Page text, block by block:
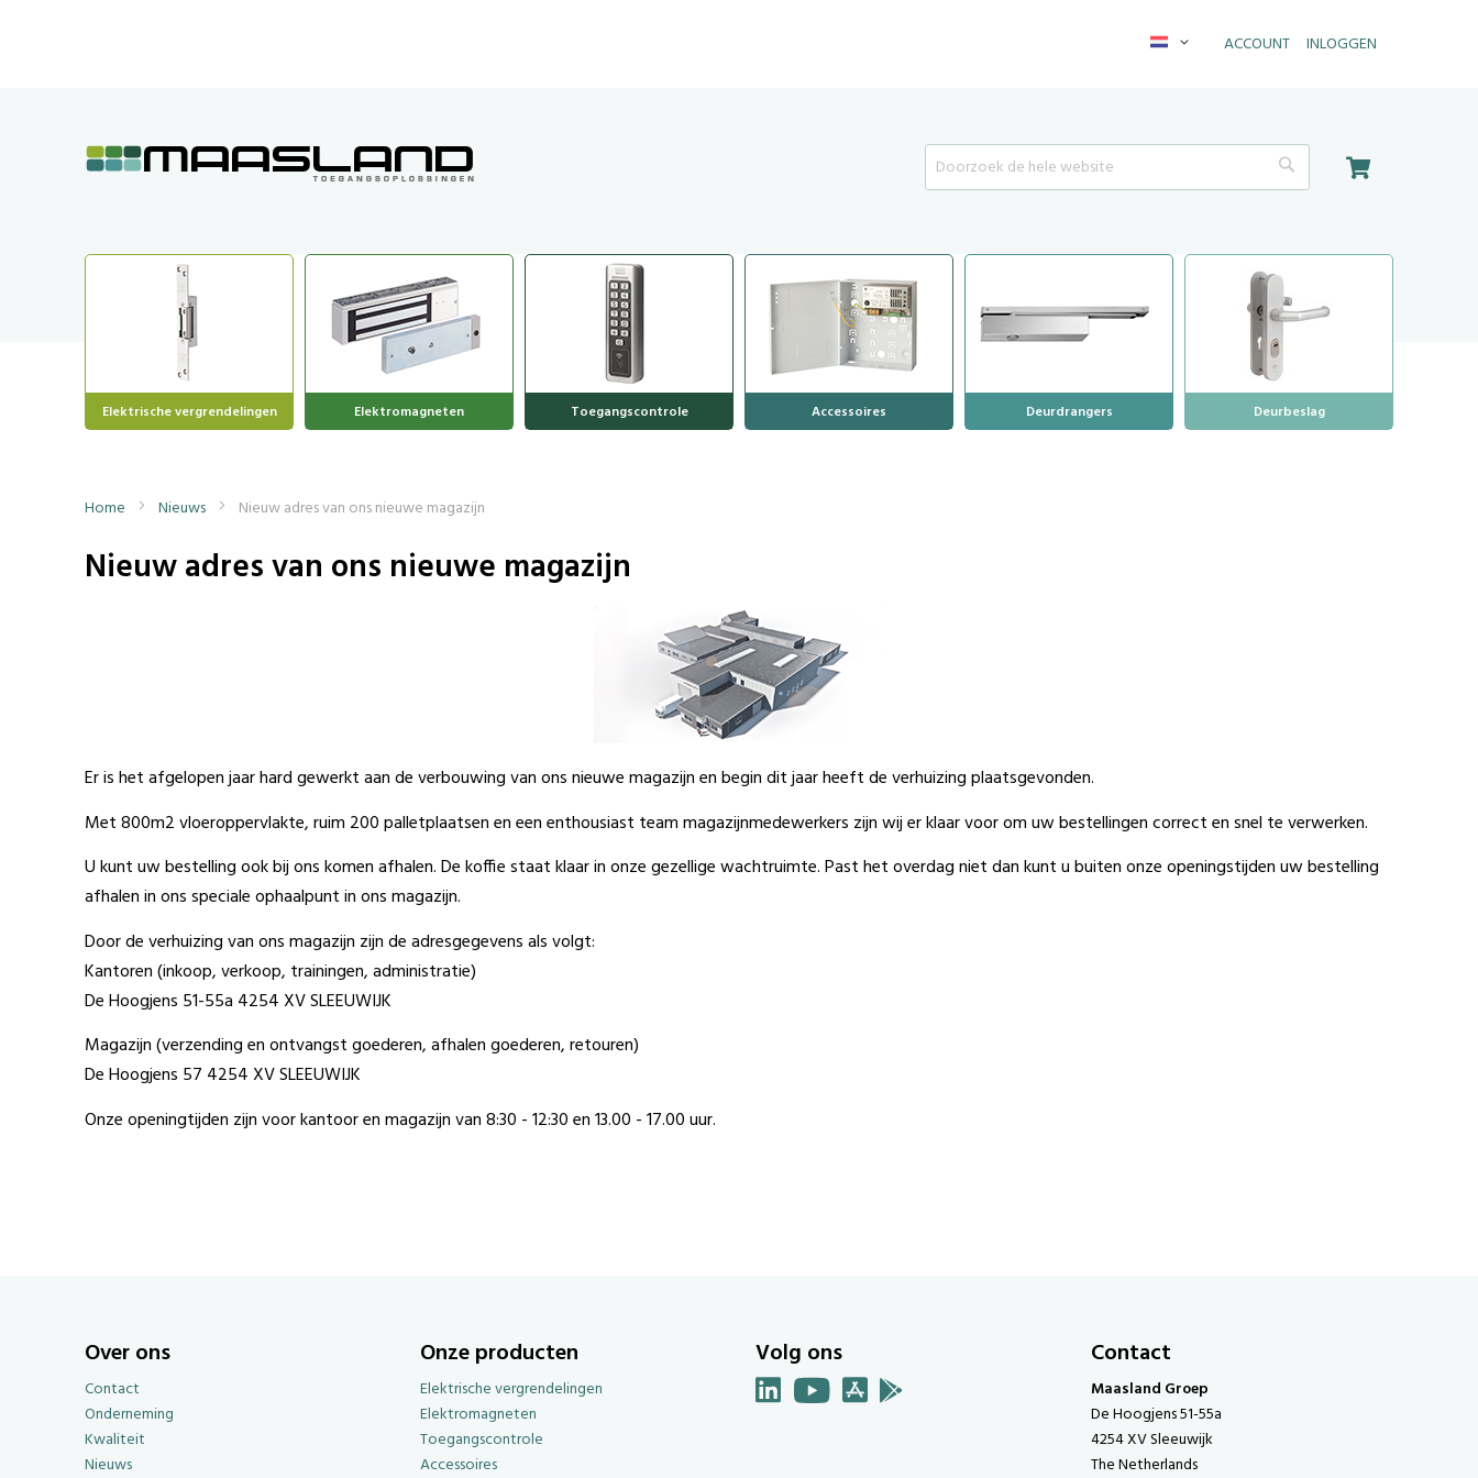
ACCOUNT INLOGGEN
INHOUD
Taal
Search Search
Elektrische vergrendelingen Elektromagneten Toegangscontrole Accessoires Deurdrangers Deurbeslag
Home Nieuws Nieuw adres van ons nieuwe magazijn
Nieuw adres van ons nieuwe magazijn
Er is het afgelopen jaar hard gewerkt aan de verbouwing van ons nieuwe magazijn en begin dit jaar heeft de verhuizing plaatsgevonden.
Met 800m2 vloeroppervlakte, ruim 200 palletplaatsen en een enthousiast team magazijnmedewerkers zijn wij er klaar voor om uw bestellingen correct en snel te verwerken.
U kunt uw bestelling ook bij ons komen afhalen. De koffie staat klaar in onze gezellige wachtruimte. Past het overdag niet dan kunt u buiten onze openingstijden uw bestelling
afhalen in ons speciale ophaalpunt in ons magazijn.
Door de verhuizing van ons magazijn zijn de adresgegevens als volgt:
Kantoren (inkoop, verkoop, trainingen, administratie)
De Hoogjens 51-55a 4254 XV SLEEUWIJK
Magazijn (verzending en ontvangst goederen, afhalen goederen, retouren)
De Hoogjens 57 4254 XV SLEEUWIJK
Onze openingtijden zijn voor kantoor en magazijn van 8:30 - 12:30 en 13.00 - 17.00 uur.
Over ons
Contact
Onderneming
Kwaliteit
Nieuws
Onze producten
Elektrische vergrendelingen
Elektromagneten
Toegangscontrole
Accessoires
Volg ons Contact
Maasland Groep
De Hoogjens 51-55a
4254 XV Sleeuwijk
The Netherlands